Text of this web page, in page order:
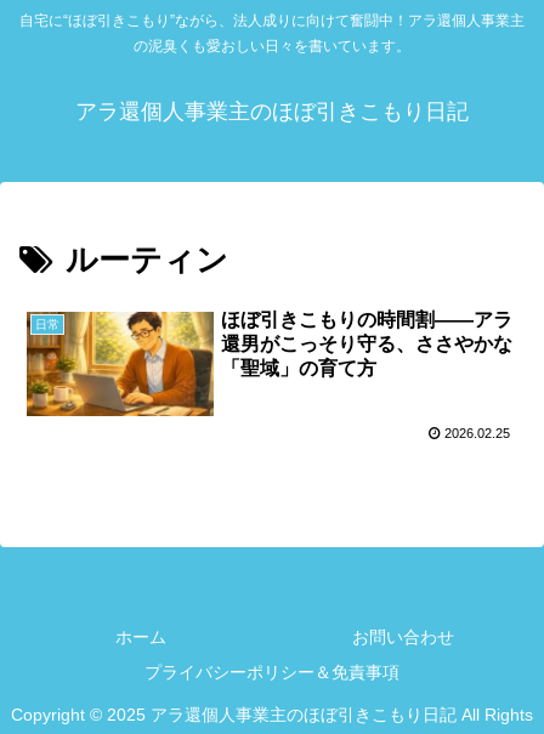
自宅に“ほぼ引きこもり”ながら、法人成りに向けて奮闘中！アラ還個人事業主
の泥臭くも愛おしい日々を書いています。
アラ還個人事業主のほぼ引きこもり日記
ルーティン
日常
ほぼ引きこもりの時間割――アラ
還男がこっそり守る、ささやかな
「聖域」の育て方
2026.02.25
ホーム
お問い合わせ
プライバシーポリシー＆免責事項
Copyright © 2025 アラ還個人事業主のほぼ引きこもり日記 All Rights